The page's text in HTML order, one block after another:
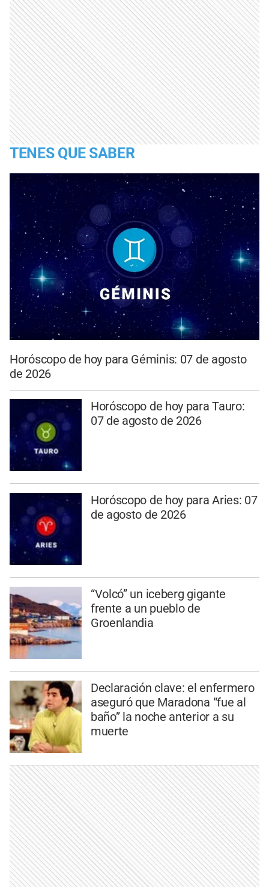
TENES QUE SABER
Horóscopo de hoy para Géminis: 07 de agosto
de 2026
Horóscopo de hoy para Tauro:
07 de agosto de 2026
Horóscopo de hoy para Aries: 07
de agosto de 2026
“Volcó” un iceberg gigante
frente a un pueblo de
Groenlandia
Declaración clave: el enfermero
aseguró que Maradona “fue al
baño” la noche anterior a su
muerte